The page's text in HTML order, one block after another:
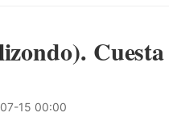
Cuesta
15 00:00